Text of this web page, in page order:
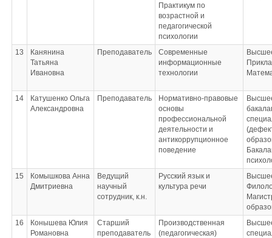
квалификационной
работы (Член
комиссии)
Практикум по
возрастной и
педагогической
психологии
13
Канянина
Татьяна
Ивановна
Преподаватель
Современные
информационные
технологии
14
Катушенко Ольга
Александровна
Преподаватель
Нормативно-правовые
основы
профессиональной
деятельности и
антикоррупционное
поведение
15
Комышкова Анна
Дмитриевна
Ведущий
научный
сотрудник, к.н.
Русский язык и
культура речи
16
Конышева Юлия
Романовна
Старший
преподаватель
Производственная
(педагогическая)